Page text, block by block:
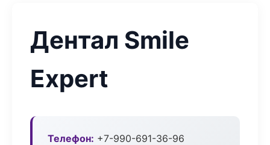
Дентал Smile
Expert
Телефон: +7-990-691-36-96